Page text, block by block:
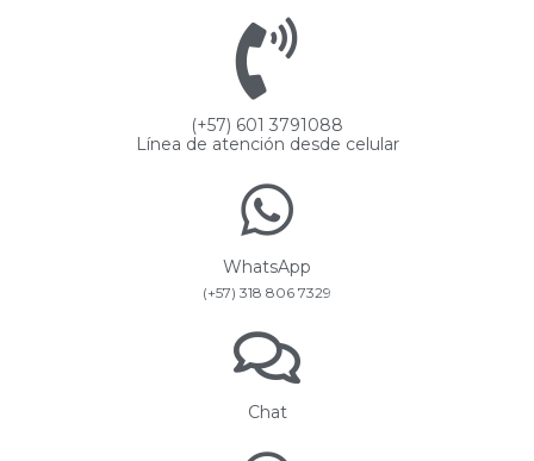
(+57) 601 3791088
Línea de atención desde celular
WhatsApp
(+57) 318 806 7329
Chat